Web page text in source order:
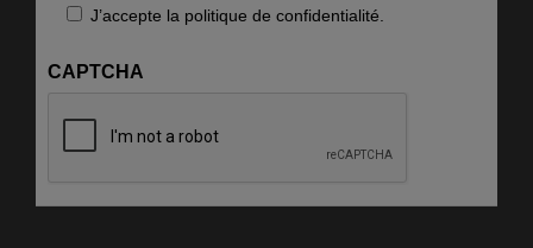
CAPTCHA
RGPDJ’accepte la politique de confidentialité.